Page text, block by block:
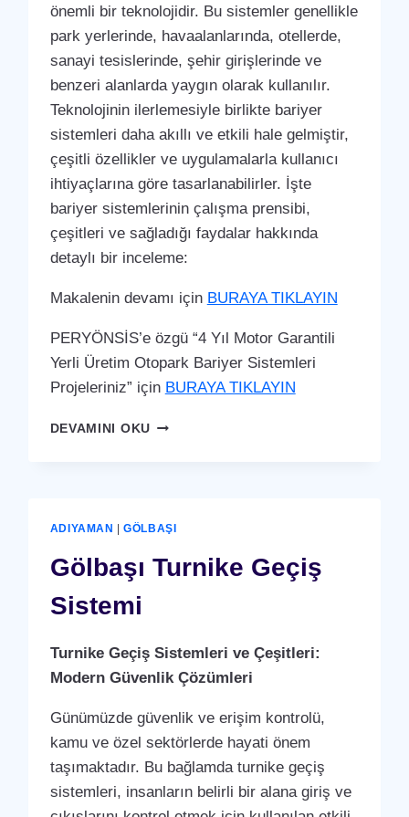
önemli bir teknolojidir. Bu sistemler genellikle
park yerlerinde, havaalanlarında, otellerde,
sanayi tesislerinde, şehir girişlerinde ve
benzeri alanlarda yaygın olarak kullanılır.
Teknolojinin ilerlemesiyle birlikte bariyer
sistemleri daha akıllı ve etkili hale gelmiştir,
çeşitli özellikler ve uygulamalarla kullanıcı
ihtiyaçlarına göre tasarlanabilirler. İşte
bariyer sistemlerinin çalışma prensibi,
çeşitleri ve sağladığı faydalar hakkında
detaylı bir inceleme:
Makalenin devamı için BURAYA TIKLAYIN
PERYÖNSİS’e özgü “4 Yıl Motor Garantili
Yerli Üretim Otopark Bariyer Sistemleri
Projeleriniz” için BURAYA TIKLAYIN
DEVAMINI OKUGÖLBAŞI
ADIYAMAN |GÖLBAŞI
Gölbaşı Turnike Geçiş
Sistemi
Turnike Geçiş Sistemleri ve Çeşitleri:
Modern Güvenlik Çözümleri
Günümüzde güvenlik ve erişim kontrolü,
kamu ve özel sektörlerde hayati önem
taşımaktadır. Bu bağlamda turnike geçiş
sistemleri, insanların belirli bir alana giriş ve